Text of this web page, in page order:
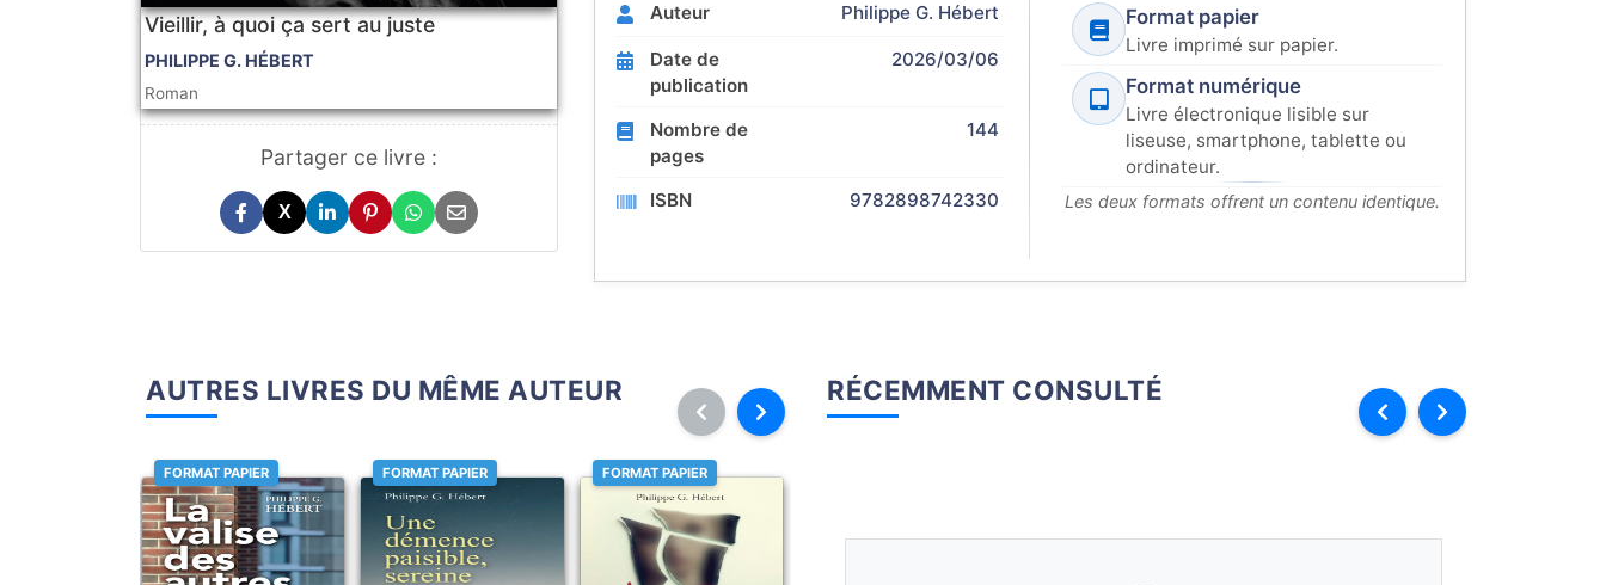
Vieillir, à quoi ça sert au juste
PHILIPPE G. HÉBERT
Roman
Partager ce livre :
X
Auteur Philippe G. Hébert
Date de
publication
2026/03/06
Nombre de
pages
144
ISBN 9782898742330
Format papier
Livre imprimé sur papier.
Format numérique
Livre électronique lisible sur
liseuse, smartphone, tablette ou
ordinateur.
Les deux formats offrent un contenu identique.
AUTRES LIVRES DU MÊME AUTEUR
FORMAT PAPIER FORMAT PAPIER FORMAT PAPIER
RÉCEMMENT CONSULTÉ